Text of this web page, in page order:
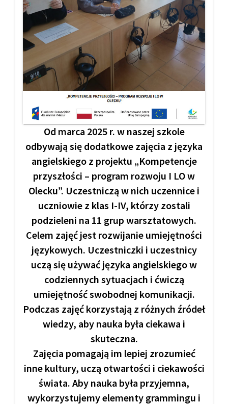
Od marca 2025 r. w naszej szkole
odbywają się dodatkowe zajęcia z języka
angielskiego z projektu „Kompetencje
przyszłości – program rozwoju I LO w
Olecku”. Uczestniczą w nich uczennice i
uczniowie z klas I-IV, którzy zostali
podzieleni na 11 grup warsztatowych.
Celem zajęć jest rozwijanie umiejętności
językowych. Uczestniczki i uczestnicy
uczą się używać języka angielskiego w
codziennych sytuacjach i ćwiczą
umiejętność swobodnej komunikacji.
Podczas zajęć korzystają z różnych źródeł
wiedzy, aby nauka była ciekawa i
skuteczna.
Zajęcia pomagają im lepiej zrozumieć
inne kultury, uczą otwartości i ciekawości
świata. Aby nauka była przyjemna,
wykorzystujemy elementy grammingu i